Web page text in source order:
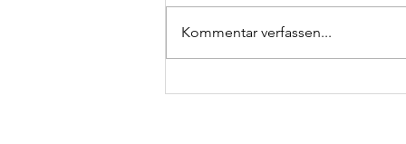
Neuer Laptop &
Kommentar verfassen...